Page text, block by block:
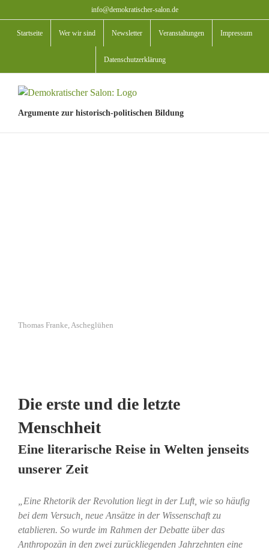
Inhalt
springen
info@demokratischer-salon.de
Startseite Wer wir sind Newsletter Veranstaltungen Impressum
Datenschutzerklärung
Argumente zur historisch-politischen Bildung
Thomas Franke, Ascheglühen
Die erste und die letzte
Menschheit
Eine literarische Reise in Welten jenseits
unserer Zeit
„Eine Rhetorik der Revolution liegt in der Luft, wie so häufig
bei dem Versuch, neue Ansätze in der Wissenschaft zu
etablieren. So wurde im Rahmen der Debatte über das
Anthropozän in den zwei zurückliegenden Jahrzehnten eine